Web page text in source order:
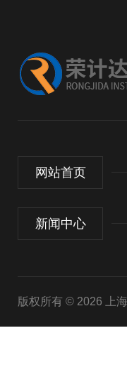
网站首页
新闻中心
版权所有 © 2026 上